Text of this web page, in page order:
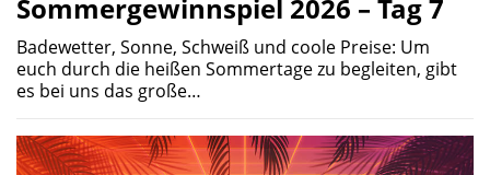
Sommergewinnspiel 2026 – Tag 7
Badewetter, Sonne, Schweiß und coole Preise: Um
euch durch die heißen Sommertage zu begleiten, gibt
es bei uns das große…